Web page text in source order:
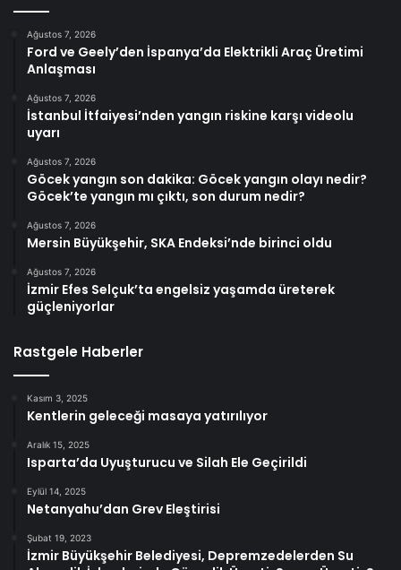
Ağustos 7, 2026
Ford ve Geely’den İspanya’da Elektrikli Araç Üretimi
Anlaşması
Ağustos 7, 2026
İstanbul İtfaiyesi’nden yangın riskine karşı videolu
uyarı
Ağustos 7, 2026
Göcek yangın son dakika: Göcek yangın olayı nedir?
Göcek’te yangın mı çıktı, son durum nedir?
Ağustos 7, 2026
Mersin Büyükşehir, SKA Endeksi’nde birinci oldu
Ağustos 7, 2026
İzmir Efes Selçuk’ta engelsiz yaşamda üreterek
güçleniyorlar
Rastgele Haberler
Kasım 3, 2025
Kentlerin geleceği masaya yatırılıyor
Aralık 15, 2025
Isparta’da Uyuşturucu ve Silah Ele Geçirildi
Eylül 14, 2025
Netanyahu’dan Grev Eleştirisi
Şubat 19, 2023
İzmir Büyükşehir Belediyesi, Depremzedelerden Su